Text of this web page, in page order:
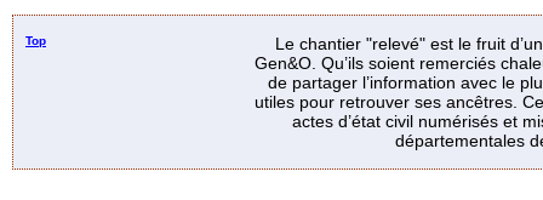
Top
Le chantier "relevé" est le fruit
Gen&O. Qu’ils soient remerciés
de partager l’information avec le
utiles pour retrouver ses ancêtres.
actes d’état civil numérisés et
départementales